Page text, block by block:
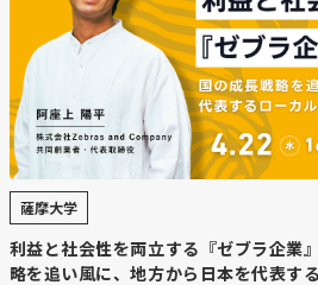
政策投資銀行は、2030年にはAT
る観光収入が1兆円を超えるとの
では、宇宙関連などで訪れるビジ
取り組みも進んでおり、農家・牧
ど高単価のサービスが始まっている
・ビジネス客の取り込みとIRの役
海外で普及する「ブレジャー」（
り込むには、MICE誘致が重要で
注目されている。IRはカジノだけ
薩摩大学
利益と社会性を両立する『ゼブラ企業
略を追い風に、地方から日本を代表す